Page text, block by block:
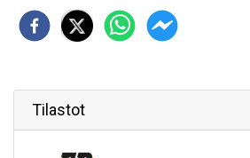
Tilastot